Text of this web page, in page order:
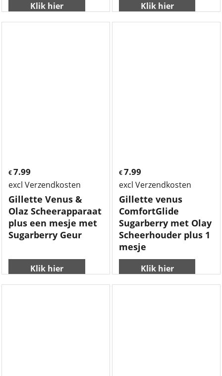
Klik hier Klik hier
€ 7.99
excl Verzendkosten
Gillette Venus &
Olaz Scheerapparaat
plus een mesje met
Sugarberry Geur
Klik hier
€7.99
excl Verzendkosten
Gillette venus
ComfortGlide
Sugarberry met Olay
Scheerhouder plus 1
mesje
Klik hier